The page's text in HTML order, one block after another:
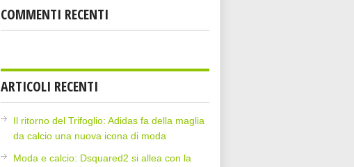
COMMENTI RECENTI
ARTICOLI RECENTI
Il ritorno del Trifoglio: Adidas fa della maglia
da calcio una nuova icona di moda
Moda e calcio: Dsquared2 si allea con la